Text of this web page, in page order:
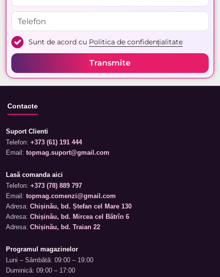
Sunt de acord cu Politica de confidențialitate
Transmite
Contacte
Suport Clienti
Telefon: +373 (61) 191 444
Email: topmag.suport@gmail.com
Lasă comanda aici
Telefon: +373 (78) 889 797
Email: topmag.comenzi@gmail.com
Adresa: Chișinău, bd. Ștefan cel Mare 130
Adresa: Chișinău, bd. Mircea cel Bătrîn 6
Adresa: Chișinău, bd. Traian 22
Programul magazinelor
Luni – Sâmbătă: 09:00 – 19:00
Duminică: 09:00 – 17:00